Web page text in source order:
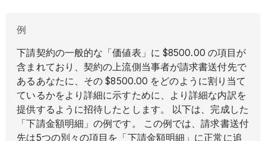
例
下請契約の一般的な「価値表」に $8500.00 の項目が
含まれており、契約の上流側当事者が請求書送付先で
あるあなたに、その $8500.00 をどのように割り当て
ているかをより詳細に示すために、より詳細な内訳を
提供するように招待したとします。 以下は、完成した
「下請金額明細」の例です。 この例では、請求書送付
先は5つの別々の項目を「下請金額明細」に正常に追